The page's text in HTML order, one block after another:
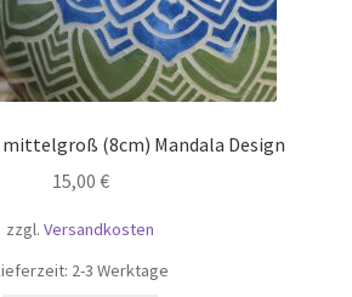
(8cm) Mandala Design
15,00 €
zzgl. Versandkosten
2-3 Werktage